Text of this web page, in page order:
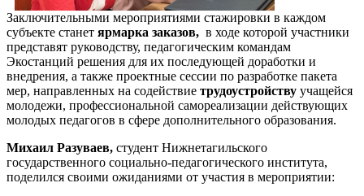
Заключительными мероприятиями стажировки в каждом
субъекте станет ярмарка заказов, в ходе которой участники
представят руководству, педагогическим командам
Экостанций решения для их последующей доработки и
внедрения, а также проектные сессии по разработке пакета
мер, направленных на содействие трудоустройству учащейся
молодежи, профессиональной самореализации действующих
молодых педагогов в сфере дополнительного образования.
Михаил Разуваев, студент Нижнетагильского
государственного социально-педагогического института,
поделился своими ожиданиями от участия в мероприятии: